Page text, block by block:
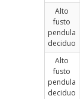
Alto
fusto
pendula
deciduo
Alto
fusto
pendula
deciduo